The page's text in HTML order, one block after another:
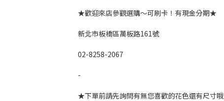
★歡迎來店參觀選購～可刷卡！有現金分期★
新北市板橋區萬板路161號
02-8258-2067
-
★下單前請先詢問有無您喜歡的花色還有尺寸哦